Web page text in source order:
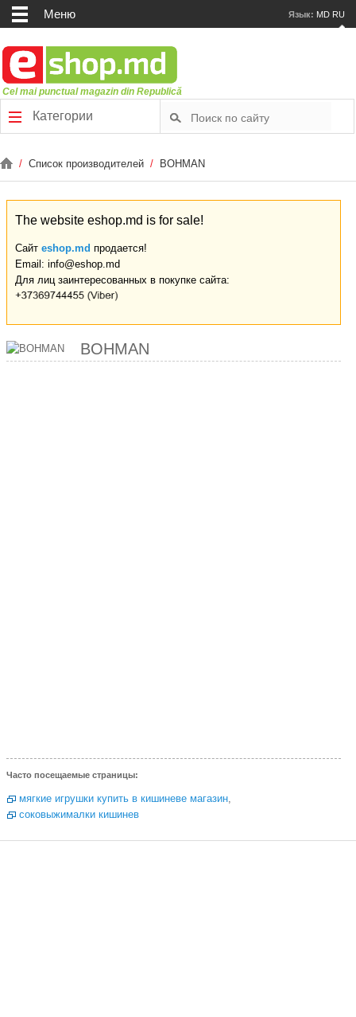
Меню Язык: MD RU
Cel mai punctual magazin din Republică
Категории
/ Список производителей / BOHMAN
The website eshop.md is for sale!
Сайт eshop.md продается!
Email: info@eshop.md
Для лиц заинтересованных в покупке сайта:
BOHMAN
Часто посещаемые страницы:
мягкие игрушки купить в кишиневе магазин,
соковыжималки кишинев